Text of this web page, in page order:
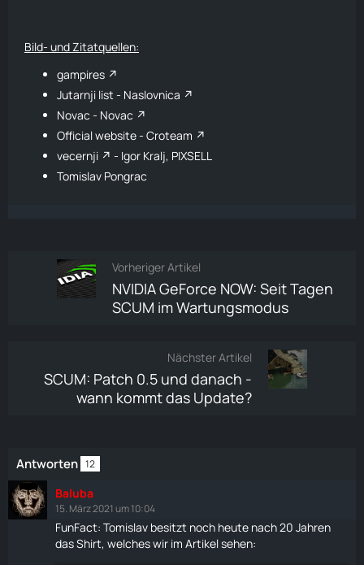
Bild- und Zitatquellen:
gampires
Jutarnji list - Naslovnica
Novac - Novac
Official website - Croteam
vecernji
- Igor Kralj, PIXSELL
Tomislav Pongrac
Vorheriger Artikel
NVIDIA GeForce NOW: Seit Tagen
SCUM im Wartungsmodus
Nächster Artikel
SCUM: Patch 0.5 und danach -
wann kommt das Update?
Antworten 12
Baluba
15. März 2021 um 10:04
FunFact: Tomislav besitzt noch heute nach 20 Jahren
das Shirt, welches wir im Artikel sehen: